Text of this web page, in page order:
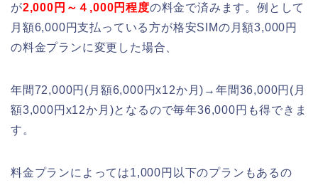
が2,000円～４,000円程度の料金で済みます。例として
月額6,000円支払っている方が格安SIMの月額3,000円
の料金プランに変更した場合、
年間72,000円(月額6,000円x12か月)→年間36,000円(月
額3,000円x12か月)となるので毎年36,000円も得できま
す。
料金プランによっては1,000円以下のプランもあるの